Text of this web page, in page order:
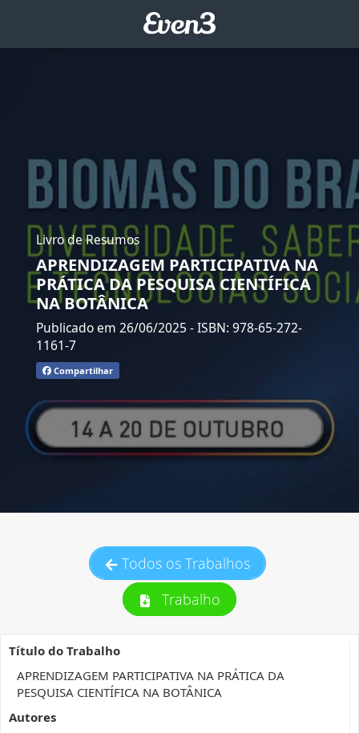
Livro de Resumos
APRENDIZAGEM PARTICIPATIVA NA
PRÁTICA DA PESQUISA CIENTÍFICA
NA BOTÂNICA
Publicado em 26/06/2025 - ISBN: 978-65-272-
1161-7
Compartilhar
Todos os Trabalhos
Trabalho
Título do Trabalho
APRENDIZAGEM PARTICIPATIVA NA PRÁTICA DA
PESQUISA CIENTÍFICA NA BOTÂNICA
Autores